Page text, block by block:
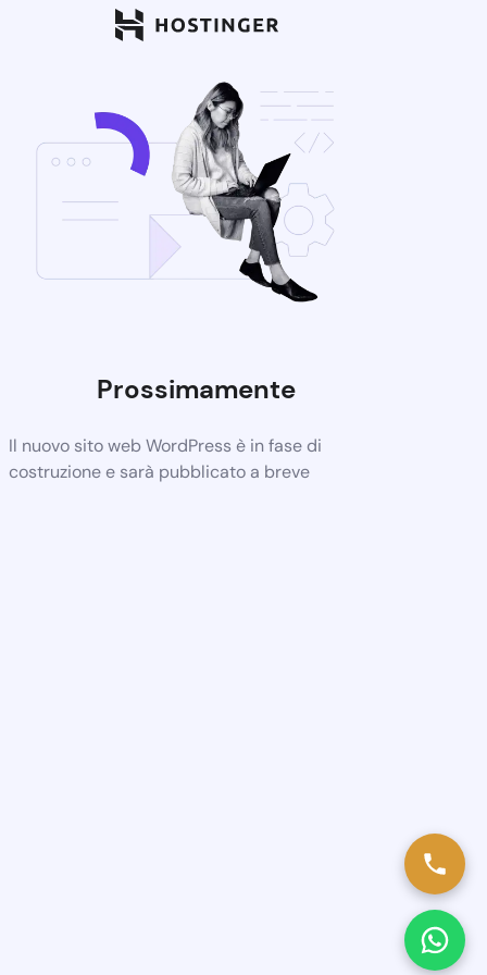
Prossimamente
Il nuovo sito web WordPress è in fase di
costruzione e sarà pubblicato a breve